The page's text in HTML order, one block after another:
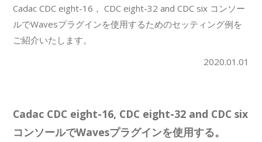
Cadac CDC eight-16， CDC eight-32 and CDC six コンソー
ルでWavesプラグインを使用するためのセッティング例を
ご紹介いたします。
2020.01.01
Cadac CDC eight-16, CDC eight-32 and CDC six
コンソールでWavesプラグインを使用する。